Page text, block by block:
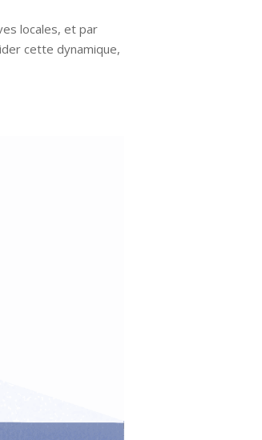
locales, et par
cette dynamique,